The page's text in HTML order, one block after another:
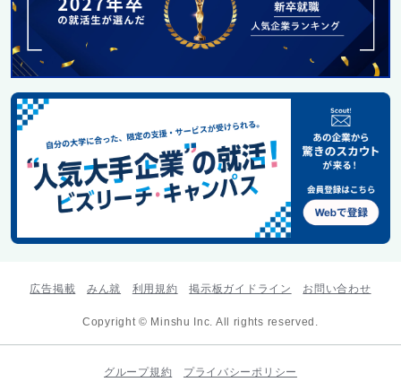
広告掲載 みん就 利用規約 掲示板ガイドライン お問い合わせ
Copyright © Minshu Inc. All rights reserved.
グループ規約 プライバシーポリシー